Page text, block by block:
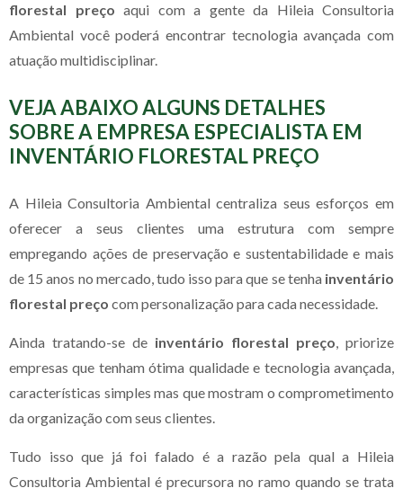
florestal preço aqui com a gente da Hileia Consultoria
Ambiental você poderá encontrar tecnologia avançada com
atuação multidisciplinar.
VEJA ABAIXO ALGUNS DETALHES
SOBRE A EMPRESA ESPECIALISTA EM
INVENTÁRIO FLORESTAL PREÇO
A Hileia Consultoria Ambiental centraliza seus esforços em
oferecer a seus clientes uma estrutura com sempre
empregando ações de preservação e sustentabilidade e mais
de 15 anos no mercado, tudo isso para que se tenha inventário
florestal preço com personalização para cada necessidade.
Ainda tratando-se de inventário florestal preço, priorize
empresas que tenham ótima qualidade e tecnologia avançada,
características simples mas que mostram o comprometimento
da organização com seus clientes.
Tudo isso que já foi falado é a razão pela qual a Hileia
Consultoria Ambiental é precursora no ramo quando se trata